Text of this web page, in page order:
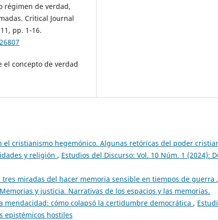
régimen de verdad,
Critical Journal
pp. 1-16.
el concepto de verdad
el cristianismo hegemónico. Algunas retóricas del poder
y religión , Estudios del Discurso: Vol. 10 Núm. 1 (2024):
tres miradas del hacer memoria sensible en tiempos de guerra ,
y justicia. Narrativas de los espacios y las memorias.
mendacidad: cómo colapsó la certidumbre democrática ,
epistémicos hostiles